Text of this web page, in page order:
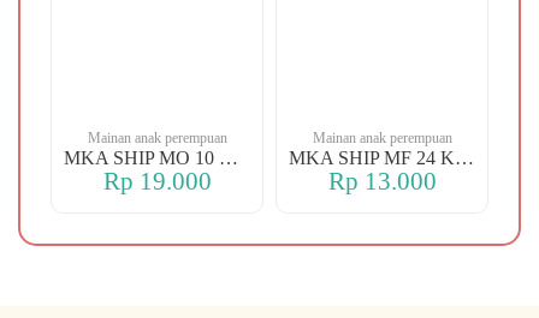
Mainan anak perempuan
MKA SHIP MO 10 CHERRY
Rp 19.000
Mainan anak perempuan
MKA SHIP MF 24 KERANJANG
Rp 13.000